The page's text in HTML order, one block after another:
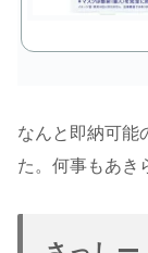
なんと即納可能
た。何事もあき